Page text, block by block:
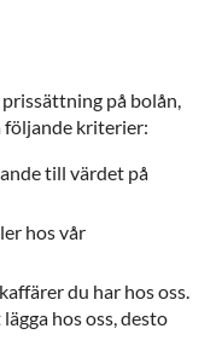
på bolån,
följande kriterier:
till värdet på
hos vår
du har hos oss.
hos oss, desto